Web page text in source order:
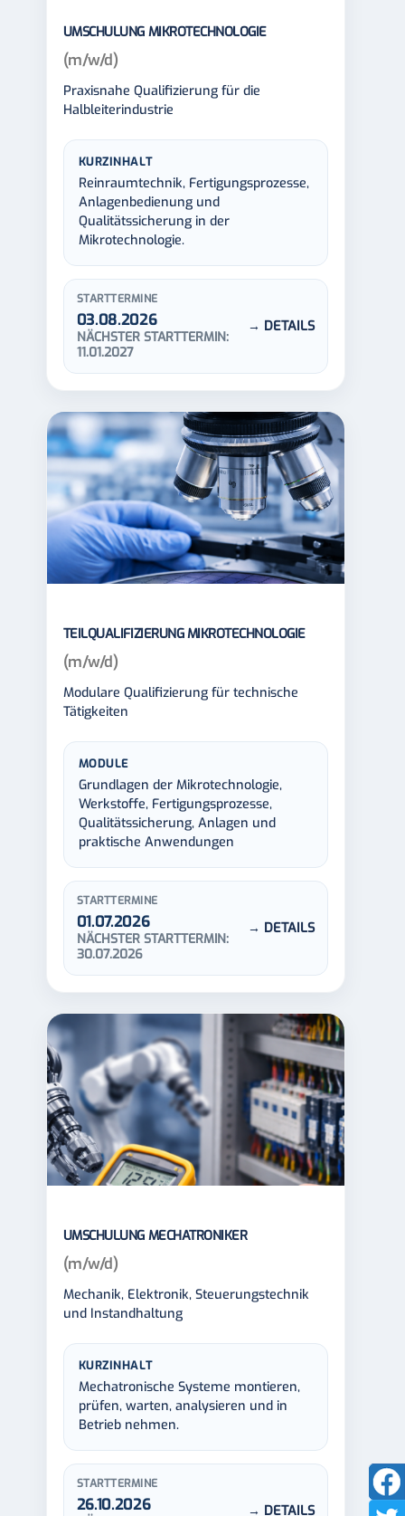
UMSCHULUNG MIKROTECHNOLOGIE
(m/w/d)
Praxisnahe Qualifizierung für die
Halbleiterindustrie
KURZINHALT
Reinraumtechnik, Fertigungsprozesse,
Anlagenbedienung und
Qualitätssicherung in der
Mikrotechnologie.
STARTTERMINE
03.08.2026
NÄCHSTER STARTTERMIN:
11.01.2027
→ DETAILS
TEILQUALIFIZIERUNG MIKROTECHNOLOGIE
(m/w/d)
Modulare Qualifizierung für technische
Tätigkeiten
MODULE
Grundlagen der Mikrotechnologie,
Werkstoffe, Fertigungsprozesse,
Qualitätssicherung, Anlagen und
praktische Anwendungen
STARTTERMINE
01.07.2026
NÄCHSTER STARTTERMIN:
30.07.2026
→ DETAILS
UMSCHULUNG MECHATRONIKER
(m/w/d)
Mechanik, Elektronik, Steuerungstechnik
und Instandhaltung
KURZINHALT
Mechatronische Systeme montieren,
prüfen, warten, analysieren und in
Betrieb nehmen.
STARTTERMINE
26.10.2026 → DETAILS